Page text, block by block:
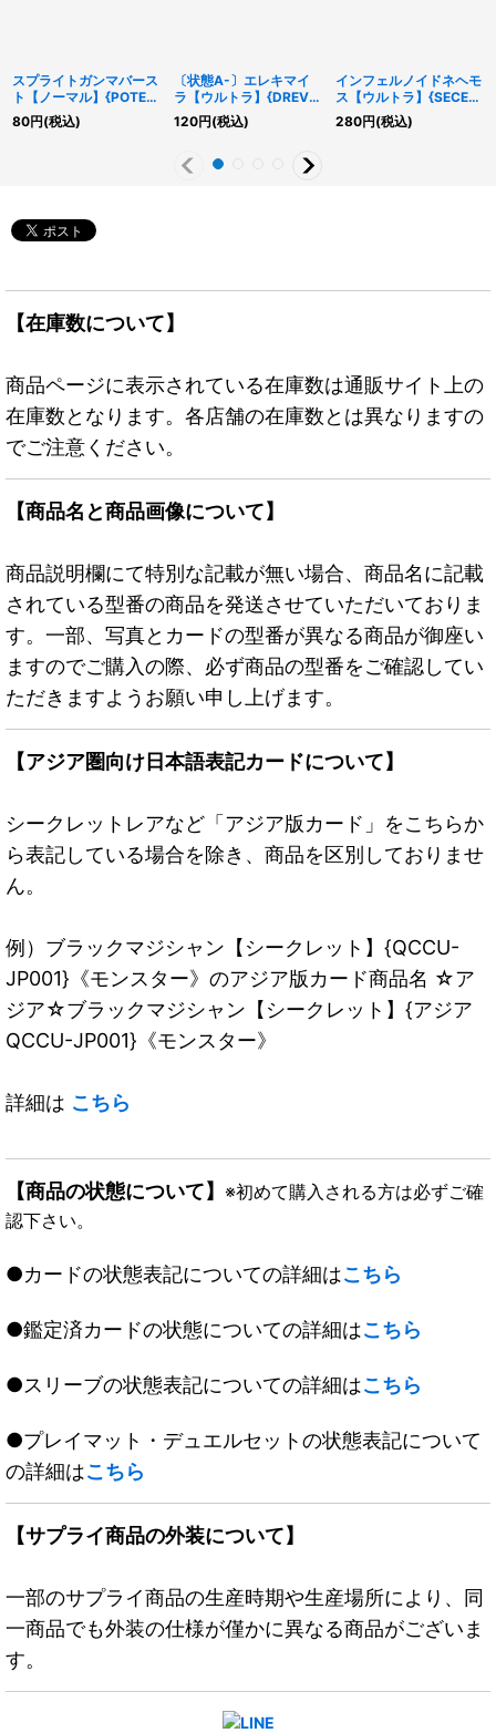
スプライトガンマバース
ト【ノーマル】{POTE-
JP056}《魔法》
80円(税込)
〔状態A-〕エレキマイ
ラ【ウルトラ】{DREV-
JP044}《シンクロ》
120円(税込)
インフェルノイドネヘモ
ス【ウルトラ】{SECE-
JP019}《モンスター》
280円(税込)
【在庫数について】
商品ページに表示されている在庫数は通販サイト上の
在庫数となります。各店舗の在庫数とは異なりますの
でご注意ください。
【商品名と商品画像について】
商品説明欄にて特別な記載が無い場合、商品名に記載
されている型番の商品を発送させていただいておりま
す。一部、写真とカードの型番が異なる商品が御座い
ますのでご購入の際、必ず商品の型番をご確認してい
ただきますようお願い申し上げます。
【アジア圏向け日本語表記カードについて】
シークレットレアなど「アジア版カード」をこちらか
ら表記している場合を除き、商品を区別しておりませ
ん。
例）ブラックマジシャン【シークレット】{QCCU-
JP001}《モンスター》のアジア版カード商品名 ☆ア
ジア☆ブラックマジシャン【シークレット】{アジア
QCCU-JP001}《モンスター》
詳細は こちら
【商品の状態について】 ※初めて購入される方は必ずご確
認下さい。
●カードの状態表記についての詳細はこちら
●鑑定済カードの状態についての詳細はこちら
●スリーブの状態表記についての詳細はこちら
●プレイマット・デュエルセットの状態表記について
の詳細はこちら
【サプライ商品の外装について】
一部のサプライ商品の生産時期や生産場所により、同
一商品でも外装の仕様が僅かに異なる商品がございま
す。